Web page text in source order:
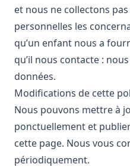
et nous ne collectons
personnelles les
qu’un enfant nous a
qu’il nous contacte :
données.
Modifications de cette
Nous pouvons mettre à
ponctuellement et
cette page. Nous vous
périodiquement.